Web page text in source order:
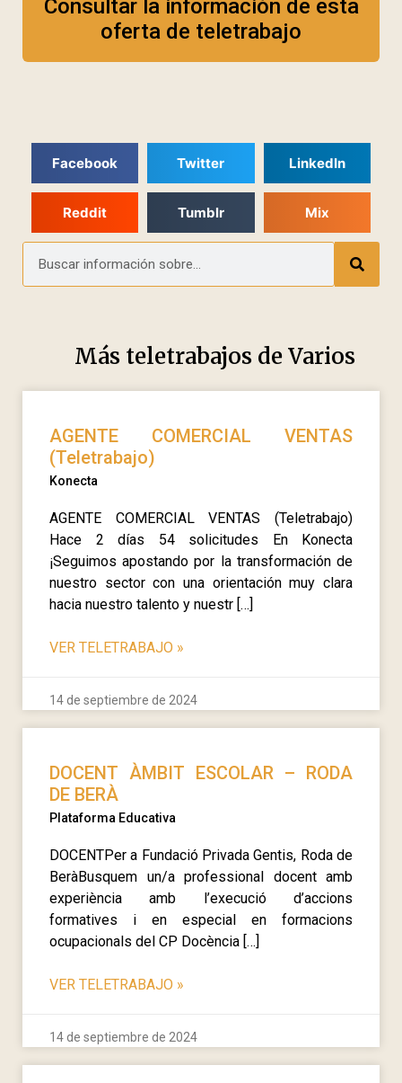
Consultar la información de esta
oferta de teletrabajo
Facebook Twitter LinkedIn
Reddit Tumblr Mix
Más teletrabajos deVarios
AGENTE COMERCIAL VENTAS
(Teletrabajo)
Konecta
AGENTE COMERCIAL VENTAS (Teletrabajo)
Hace 2 días 54 solicitudes En Konecta
¡Seguimos apostando por la transformación de
nuestro sector con una orientación muy clara
hacia nuestro talento y nuestr […]
VER TELETRABAJO »
14 de septiembre de 2024
DOCENT ÀMBIT ESCOLAR – RODA
DE BERÀ
Plataforma Educativa
DOCENTPer a Fundació Privada Gentis, Roda de
BeràBusquem un/a professional docent amb
experiència amb l’execució d’accions
formatives i en especial en formacions
ocupacionals del CP Docència […]
VER TELETRABAJO »
14 de septiembre de 2024